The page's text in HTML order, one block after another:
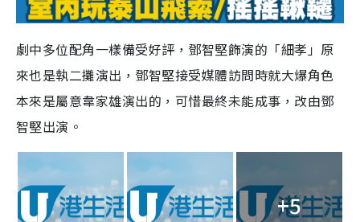
a
y
V
e
劇中多位配角一樣備受好評，鄧智堅飾演的「細孝」原
來也是執二攤演出，鄧智堅接受媒體訪問時就大爆角色
本來是屬意韋家雄演出的，可惜最終未能成事，改由鄧
智堅出演。
+5